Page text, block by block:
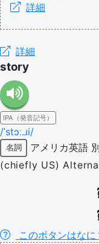
詳細
詳細
story
IPA（発音記号）
/ˈstɔː.ɹi/
名詞 アメリカ英語
(chiefly US)
このボタンはなに